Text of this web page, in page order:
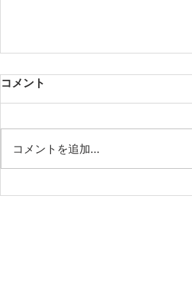
第53期定期総会
コメント
コメントを追加…